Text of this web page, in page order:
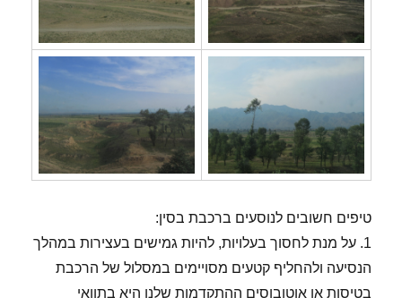
טיפים חשובים לנוסעים ברכבת בסין:
1. על מנת לחסוך בעלויות, להיות גמישים בעצירות במהלך
הנסיעה ולהחליף קטעים מסויימים במסלול של הרכבת
בטיסות או אוטובוסים ההתקדמות שלנו היא בתוואי